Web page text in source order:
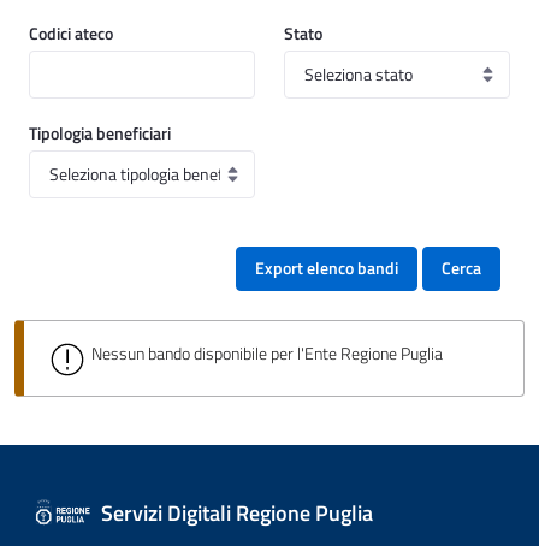
Codici ateco Stato
Tipologia beneficiari
Export elenco bandi Cerca
Nessun bando disponibile per l'Ente Regione Puglia
Servizi Digitali Regione Puglia